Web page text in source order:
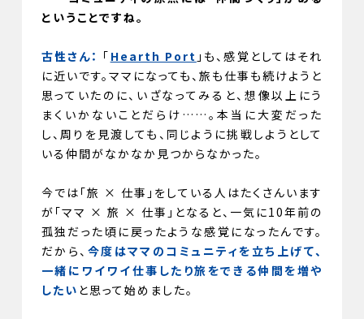
ということですね。
古性さん： 「 Hearth Port 」も、感覚としてはそれ
に近いです。ママになっても、旅も仕事も続けようと
思っていたのに、いざなってみると、想像以上にう
まくいかないことだらけ……。本当に大変だった
し、周りを見渡しても、同じように挑戦しようとして
いる仲間がなかなか見つからなかった。
今では「旅 × 仕事」をしている人はたくさんいます
が「ママ × 旅 × 仕事」となると、一気に10年前の
孤独だった頃に戻ったような感覚になったんです。
だから、 今度はママのコミュニティを立ち上げて、
一緒にワイワイ仕事したり旅をできる仲間を増や
したい と思って始めました。